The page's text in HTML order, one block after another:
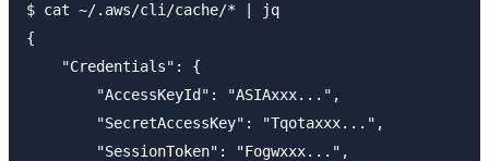
$ cat ~/.aws/cli/cache/* | jq
{
    "Credentials": {
        "AccessKeyId": "ASIAxxx...",
        "SecretAccessKey": "Tqotaxxx...",
        "SessionToken": "Fogwxxx...",